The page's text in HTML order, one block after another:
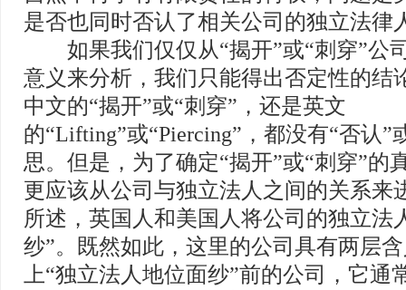
是否也同时否认了相关公司的独立法律
如果我们仅仅从“揭开”或“刺穿”公
意义来分析，我们只能得出否定性的结
中文的“揭开”或“刺穿”，还是英文
的“Lifting”或“Piercing”，都没有“否认”
思。但是，为了确定“揭开”或“刺穿”的
更应该从公司与独立法人之间的关系来
所述，英国人和美国人将公司的独立法
纱”。既然如此，这里的公司具有两层
上“独立法人地位面纱”前的公司，它通